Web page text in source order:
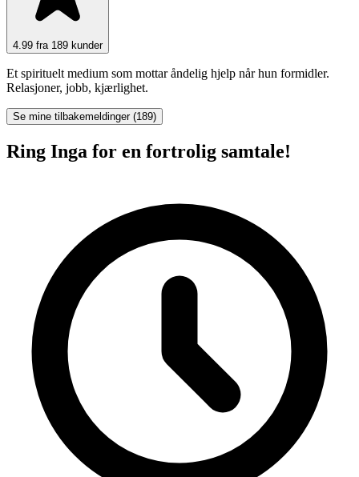
4.99 fra 189 kunder
Et spirituelt medium som mottar åndelig hjelp når hun formidler.
Relasjoner, jobb, kjærlighet.
Se mine tilbakemeldinger (189)
Ring Inga for en fortrolig samtale!